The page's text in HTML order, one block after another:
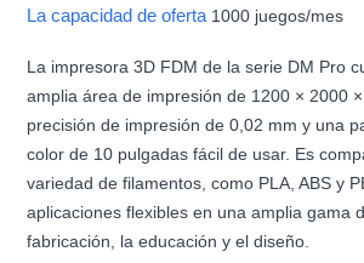
La capacidad de oferta 1000 juegos/mes
La impresora 3D FDM de la serie DM Pro
amplia área de impresión de 1200 × 2000
precisión de impresión de 0,02 mm y una
color de 10 pulgadas fácil de usar. Es
variedad de filamentos, como PLA, ABS y
aplicaciones flexibles en una amplia gama
fabricación, la educación y el diseño.